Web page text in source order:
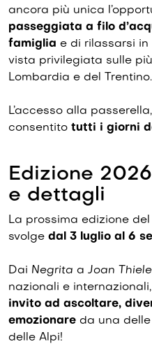
ancora più unica
passeggiata a filo
famiglia e di rilassarsi in
vista privilegiata sulle
Lombardia e del Trentino.
L’accesso alla
consentito tutti i giorni
Edizione
e dettagli
La prossima edizione del
svolge dal 3 luglio al 6
Dai Negrita a Joan Thiele
nazionali e internazionali,
invito ad ascoltare,
emozionare da una
delle Alpi!